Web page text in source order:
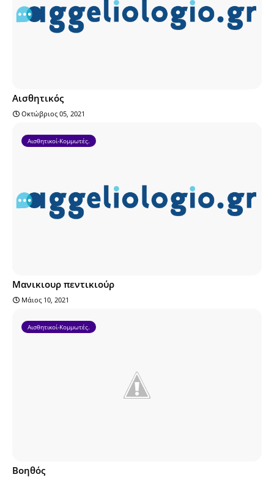
Αισθητικός
Οκτώβριος 05, 2021
Αισθητικοί-Κομμωτές.
Μανικιουρ πεντικιούρ
Μάιος 10, 2021
Αισθητικοί-Κομμωτές.
Βοηθός